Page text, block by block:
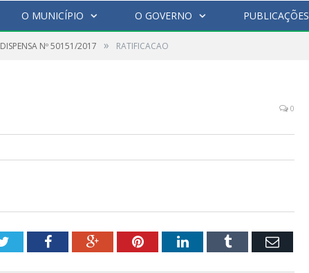
O MUNICÍPIO O GOVERNO PUBLICAÇÕES
DISPENSA Nº 50151/2017 » RATIFICACAO
0
TwitterFacebookGoogle+PinterestLinkedInTumblr Email